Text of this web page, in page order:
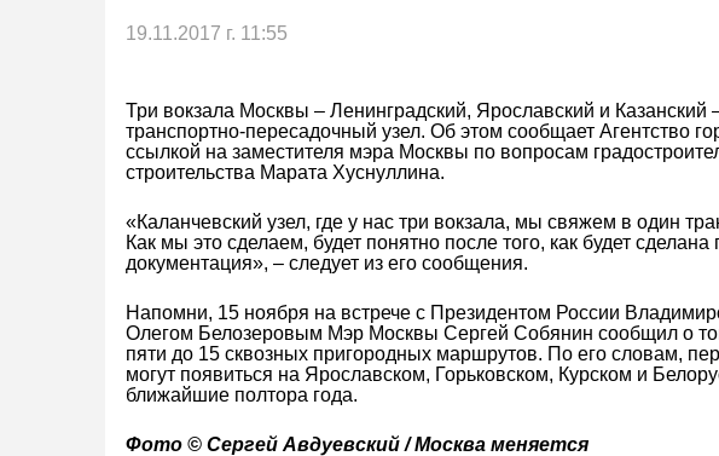
19.11.2017 г. 11:55
Три вокзала Москвы – Ленинградский, Ярославский и Казанский
транспортно-пересадочный узел. Об этом сообщает Агентство
ссылкой на заместителя мэра Москвы по вопросам
строительства Марата Хуснуллина.
«Каланчевский узел, где у нас три вокзала, мы свяжем в один
Как мы это сделаем, будет понятно после того, как будет сделана
документация», – следует из его сообщения.
Напомни, 15 ноября на встрече с Президентом России
Олегом Белозеровым Мэр Москвы Сергей Собянин сообщил о
пяти до 15 сквозных пригородных маршрутов. По его словам,
могут появиться на Ярославском, Горьковском, Курском и
ближайшие полтора года.
Фото © Сергей Авдуевский / Москва меняется